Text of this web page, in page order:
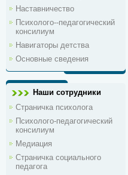
Наставничество
Психолого--педагогический
консилиум
Навигаторы детства
Основные сведения
Наши сотрудники
Страничка психолога
Психолого-педагогический
консилиум
Медиация
Страничка социального
педагога